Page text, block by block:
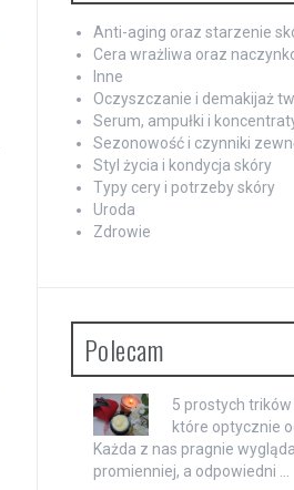
Anti-aging oraz starzenie
Cera wrażliwa oraz
Inne
Oczyszczanie i demakijaż
Serum, ampułki i
Sezonowość i czynniki
Styl życia i kondycja skóry
Typy cery i potrzeby skóry
Uroda
Zdrowie
Polecam
5 prostych
które optycznie
Każda z nas pragnie
promienniej, a odpowiedni …